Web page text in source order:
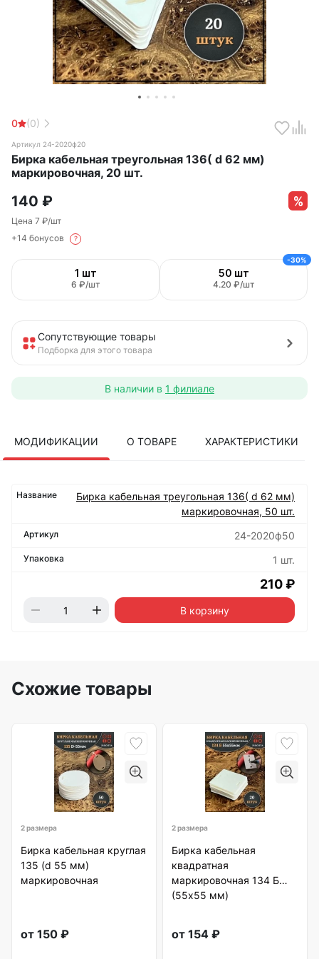
0 (0)
Артикул 24-2020ф20
Бирка кабельная треугольная 136( d 62 мм)
маркировочная, 20 шт.
140 ₽
Цена 7 ₽/шт
+14 бонусов
?
1 шт
6 ₽/шт
-30%
50 шт
4.20 ₽/шт
Сопутствующие товары
Подборка для этого товара
В наличии в 1 филиале
МОДИФИКАЦИИ О ТОВАРЕ ХАРАКТЕРИСТИКИ
Бирка кабельная треугольная 136( d 62 мм)
маркировочная, 50 шт.
24-2020ф50
1 шт.
210 ₽
В корзину
Схожие товары
2 размера
Бирка кабельная круглая
135 (d 55 мм)
маркировочная
от 150 ₽
2 размера
Бирка кабельная
квадратная
маркировочная 134 Б
(55х55 мм)
от 154 ₽